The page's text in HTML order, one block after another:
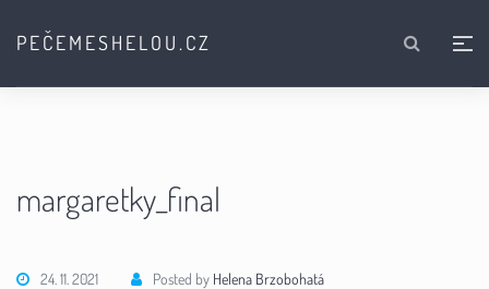
PEČEMESHELOU.CZ
margaretky_final
24. 11. 2021 Posted by Helena Brzobohatá